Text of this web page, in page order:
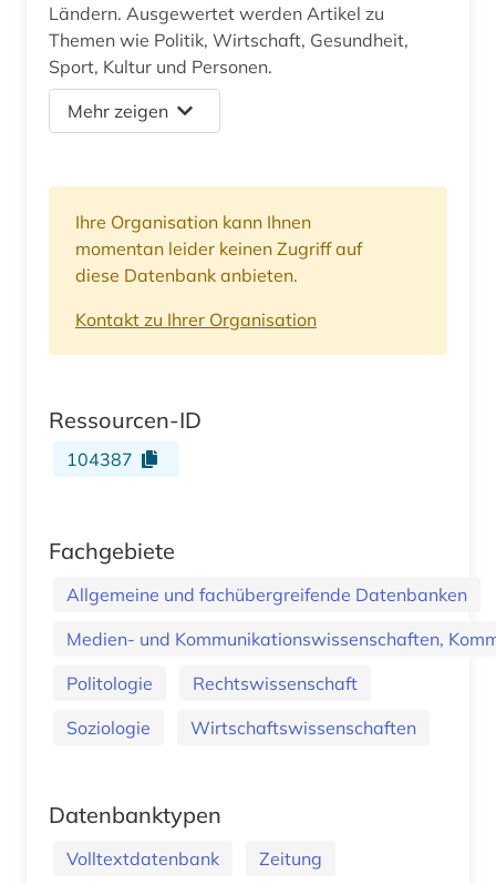
Ländern. Ausgewertet werden Artikel zu
Themen wie Politik, Wirtschaft, Gesundheit,
Sport, Kultur und Personen.
Mehr zeigen
Ihre Organisation kann Ihnen
momentan leider keinen Zugriff auf
diese Datenbank anbieten.
Kontakt zu Ihrer Organisation
Ressourcen-ID
104387
Fachgebiete
Allgemeine und fachübergreifende Datenbanken
Medien- und Kommunikationswissenschaften,
Politologie
Rechtswissenschaft
Soziologie
Wirtschaftswissenschaften
Datenbanktypen
Volltextdatenbank Zeitung